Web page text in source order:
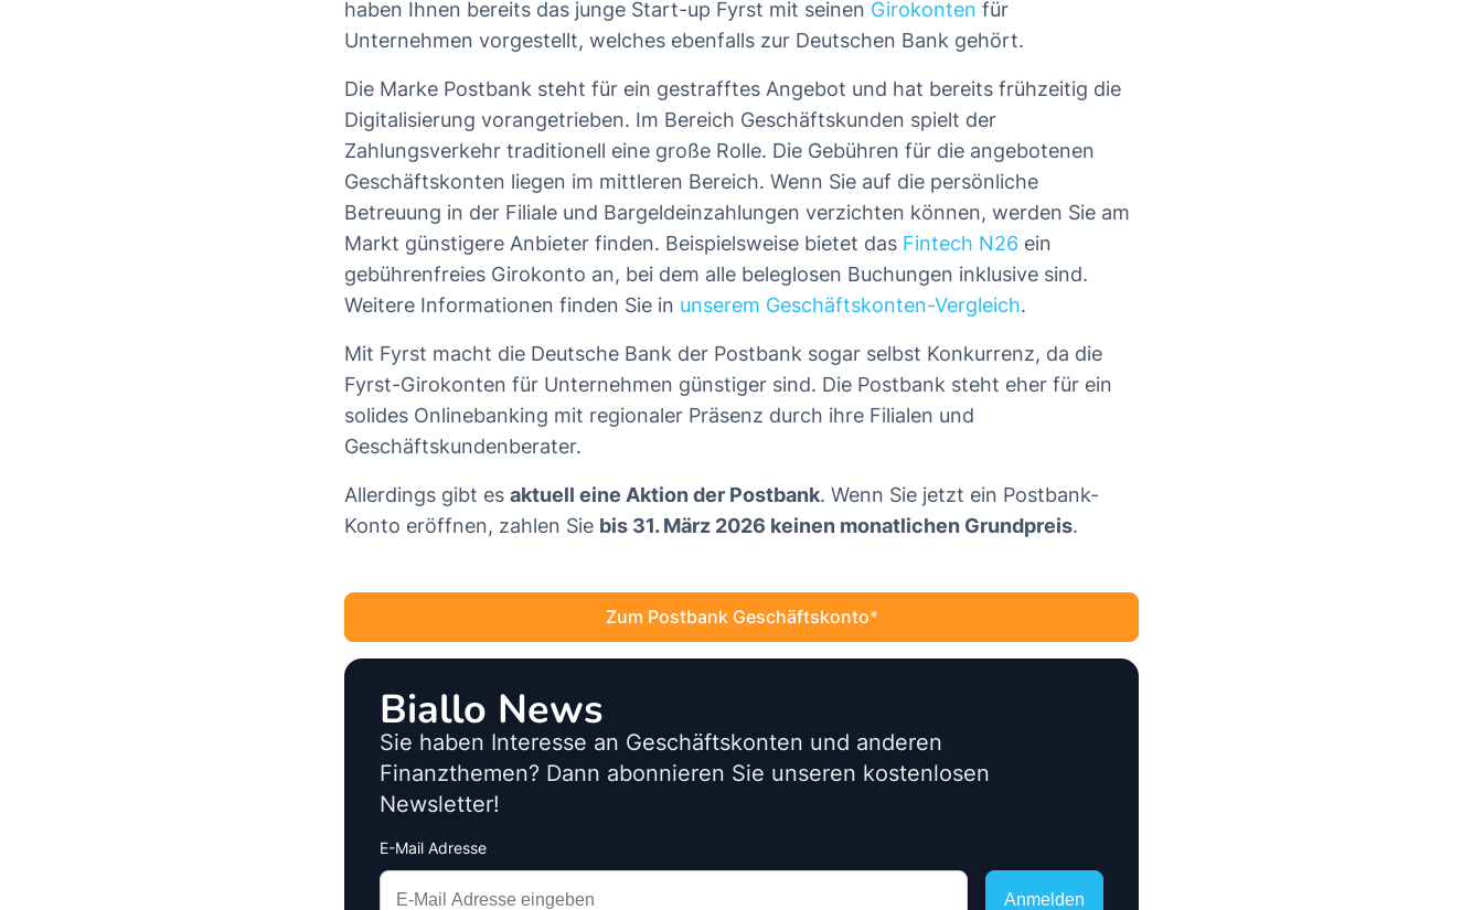
haben Ihnen bereits das junge Start-up Fyrst mit seinen Girokonten für
Unternehmen vorgestellt, welches ebenfalls zur Deutschen Bank gehört.
Die Marke Postbank steht für ein gestrafftes Angebot und hat bereits frühzeitig die
Digitalisierung vorangetrieben. Im Bereich Geschäftskunden spielt der
Zahlungsverkehr traditionell eine große Rolle. Die Gebühren für die angebotenen
Geschäftskonten liegen im mittleren Bereich. Wenn Sie auf die persönliche
Betreuung in der Filiale und Bargeldeinzahlungen verzichten können, werden Sie am
Markt günstigere Anbieter finden. Beispielsweise bietet das Fintech N26 ein
gebührenfreies Girokonto an, bei dem alle beleglosen Buchungen inklusive sind.
Weitere Informationen finden Sie in unserem Geschäftskonten-Vergleich.
Mit Fyrst macht die Deutsche Bank der Postbank sogar selbst Konkurrenz, da die
Fyrst-Girokonten für Unternehmen günstiger sind. Die Postbank steht eher für ein
solides Onlinebanking mit regionaler Präsenz durch ihre Filialen und
Geschäftskundenberater.
Allerdings gibt es aktuell eine Aktion der Postbank. Wenn Sie jetzt ein Postbank-
Konto eröffnen, zahlen Sie bis 31. März 2026 keinen monatlichen Grundpreis.
Zum Postbank Geschäftskonto
Biallo News
Sie haben Interesse an Geschäftskonten und anderen
Finanzthemen? Dann abonnieren Sie unseren kostenlosen
Newsletter!
E-Mail Adresse
Interests
Amount
Anmelden